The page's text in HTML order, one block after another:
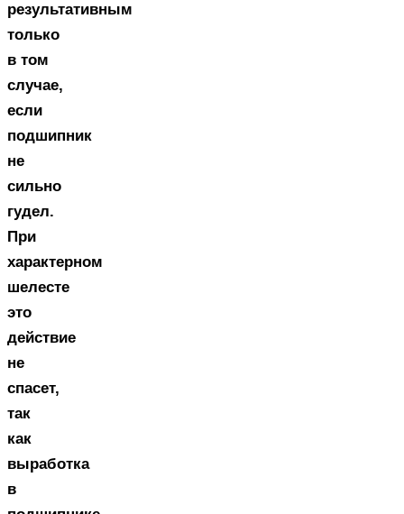
результативным
только
в том
случае,
если
подшипник
не
сильно
гудел.
При
характерном
шелесте
это
действие
не
спасет,
так
как
выработка
в